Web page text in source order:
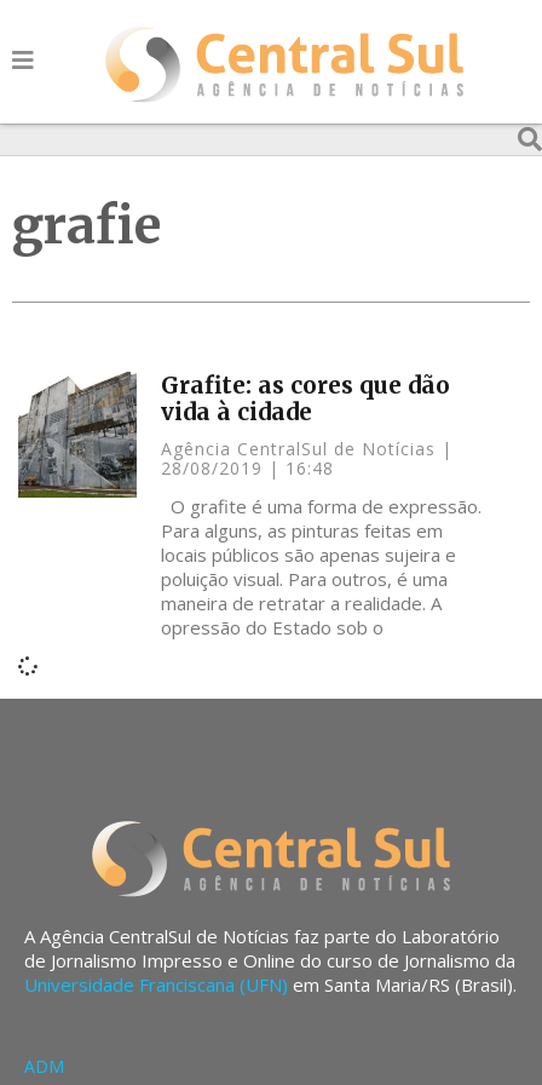
grafie
Grafite: as cores que dão
vida à cidade
Agência CentralSul de Notícias
28/08/2019
16:48
O grafite é uma forma de expressão.
Para alguns, as pinturas feitas em
locais públicos são apenas sujeira e
poluição visual. Para outros, é uma
maneira de retratar a realidade. A
opressão do Estado sob o
A Agência CentralSul de Notícias faz parte do Laboratório
de Jornalismo Impresso e Online do curso de Jornalismo da
Universidade Franciscana (UFN) em Santa Maria/RS (Brasil).
ADM